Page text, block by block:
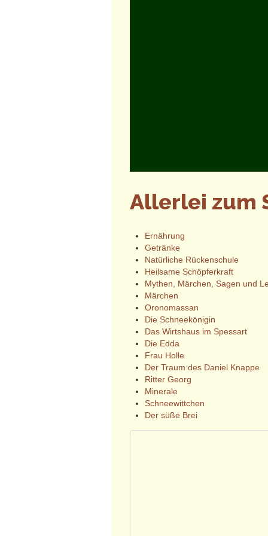
Allerlei zum
Ernährung
Getränke
Natürliche Rückenschule
Heilsame Schöpferkraft
Mythen, Märchen, Sagen und
Märchen
Oronomassan
Die Schneekönigin
Das Wirtshaus im Spessart
Die Edda
Frau Holle
Der Traum des Daniel Knappe
Ritter Georg
Minerale
Schneewittchen
Der süße Brei